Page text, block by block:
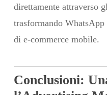
direttamente attraverso
trasformando
di e-commerce mobile.
Conclusioni: